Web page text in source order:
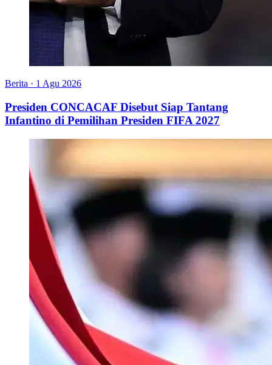
Berita · 1 Agu 2026
Presiden CONCACAF Disebut Siap Tantang
Infantino di Pemilihan Presiden FIFA 2027